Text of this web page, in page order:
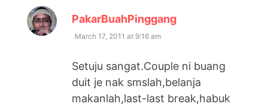
PakarBuahPinggang
March 17, 2011 at 9:16 am
Setuju sangat.Couple ni buang
duit je nak smslah,belanja
makanlah,last-last break,habuk